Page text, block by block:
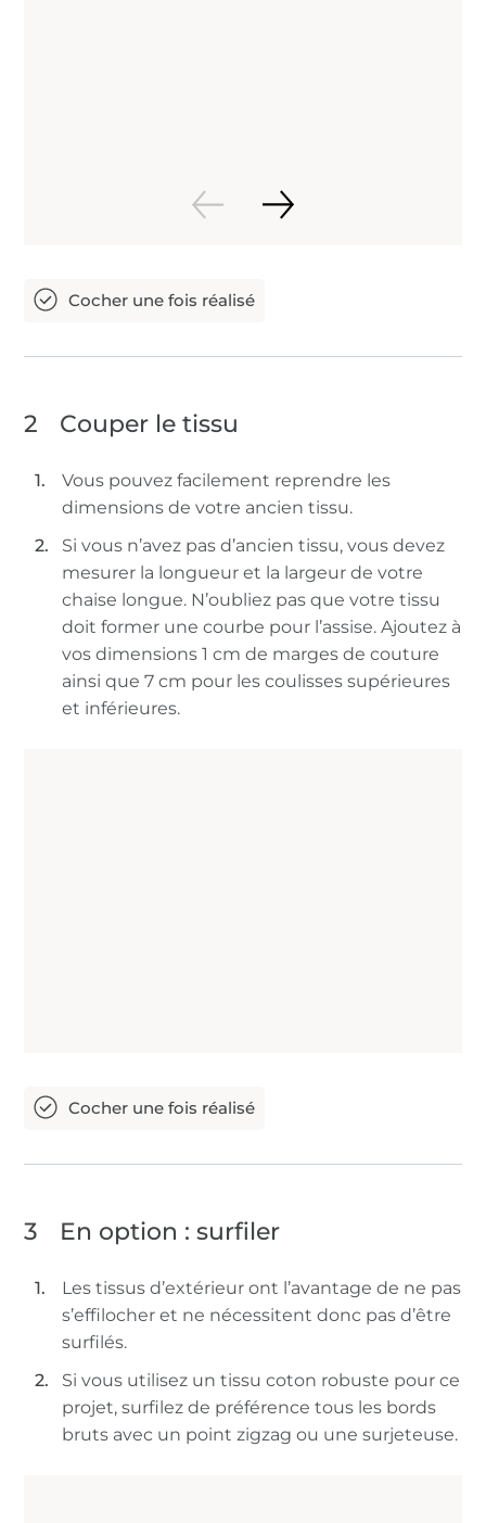
2 Couper le tissu
Vous pouvez facilement reprendre les
dimensions de votre ancien tissu.
Si vous n’avez pas d’ancien tissu, vous devez
mesurer la longueur et la largeur de votre
chaise longue. N’oubliez pas que votre tissu
doit former une courbe pour l’assise. Ajoutez à
vos dimensions 1 cm de marges de couture
ainsi que 7 cm pour les coulisses supérieures
et inférieures.
3 En option : surfiler
Les tissus d’extérieur ont l’avantage de ne pas
s’effilocher et ne nécessitent donc pas d’être
surfilés.
Si vous utilisez un tissu coton robuste pour ce
projet, surfilez de préférence tous les bords
bruts avec un point zigzag ou une surjeteuse.